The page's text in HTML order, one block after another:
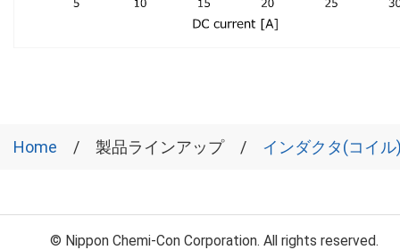
Home 製品ラインアップ インダクタ(コイル
© Nippon Chemi-Con Corporation. All rights reserved.